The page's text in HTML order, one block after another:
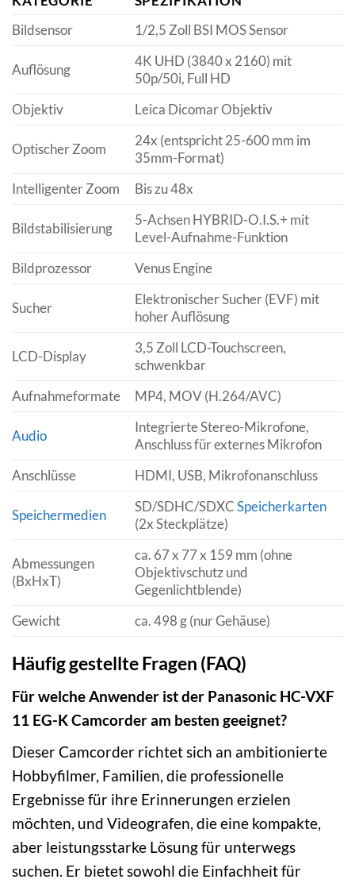
Bildsensor
1/2,5 Zoll BSI MOS Sensor
Auflösung
4K UHD (3840 x 2160) mit
50p/50i, Full HD
Objektiv
Leica Dicomar Objektiv
Optischer Zoom
24x (entspricht 25-600 mm im
35mm-Format)
Intelligenter Zoom
Bis zu 48x
Bildstabilisierung
5-Achsen HYBRID-O.I.S.+ mit
Level-Aufnahme-Funktion
Bildprozessor
Venus Engine
Sucher
Elektronischer Sucher (EVF) mit
hoher Auflösung
LCD-Display
3,5 Zoll LCD-Touchscreen,
schwenkbar
Aufnahmeformate
MP4, MOV (H.264/AVC)
Audio
Integrierte Stereo-Mikrofone,
Anschluss für externes Mikrofon
Anschlüsse
HDMI, USB, Mikrofonanschluss
Speichermedien
SD/SDHC/SDXCSpeicherkarten
(2x Steckplätze)
Abmessungen
(BxHxT)
ca. 67 x 77 x 159 mm (ohne
Objektivschutz und
Gegenlichtblende)
Gewicht
ca. 498 g (nur Gehäuse)
Häufig gestellte Fragen (FAQ)
Für welche Anwender ist der Panasonic HC-VXF
11 EG-K Camcorder am besten geeignet?
Dieser Camcorder richtet sich an ambitionierte
Hobbyfilmer, Familien, die professionelle
Ergebnisse für ihre Erinnerungen erzielen
möchten, und Videografen, die eine kompakte,
aber leistungsstarke Lösung für unterwegs
suchen. Er bietet sowohl die Einfachheit für